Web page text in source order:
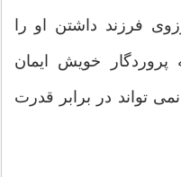
فرزند داشتن او را
پروردگار خویش ایمان
تواند در برابر قدرت